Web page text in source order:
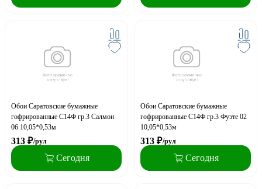
Обои Саратовские бумажные
гофрированные С14Ф гр.3 Салмон
06 10,05*0,53м
313 ₽/рул
Сегодня
Обои Саратовские бумажные
гофрированные С14Ф гр.3 Фуэте 02
10,05*0,53м
313 ₽/рул
Сегодня